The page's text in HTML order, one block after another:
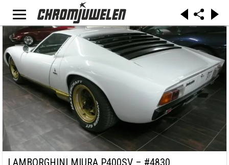
LAMBORGHINI MIURA P400SV – #4830